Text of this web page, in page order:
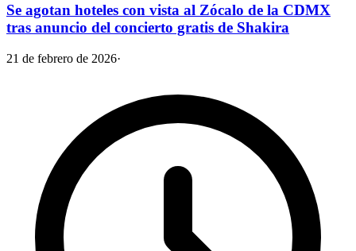
Se agotan hoteles con vista al Zócalo de la CDMX
tras anuncio del concierto gratis de Shakira
21 de febrero de 2026·